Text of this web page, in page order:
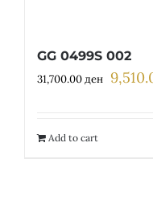
GG 0499S 002
31,700.00ден
Add to cart